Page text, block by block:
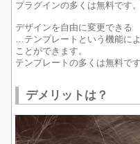
プラグインの多くは無料です。
デザインを自由に変更できる
…テンプレートという機能に
ことができます。
テンプレートの多くは無料です
デメリットは？